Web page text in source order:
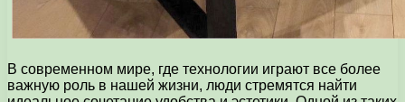
В современном мире, где технологии играют все более
важную роль в нашей жизни, люди стремятся найти